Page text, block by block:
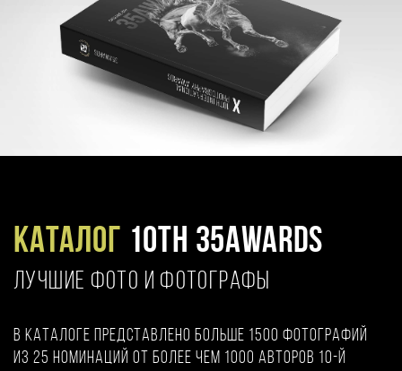
Каталог 10TH 35AWARDS
ЛУЧШИЕ ФОТО И ФОТОГРАФЫ
В каталоге представлено больше 1500 фотографий
из 25 номинаций от более чем 1000 авторов 10-й